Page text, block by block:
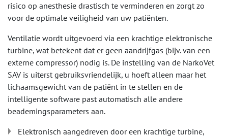
risico op anesthesie drastisch te verminderen en zorgt zo
voor de optimale veiligheid van uw patiënten.
Ventilatie wordt uitgevoerd via een krachtige elektronische
turbine, wat betekent dat er geen aandrijfgas (bijv. van een
externe compressor) nodig is. De instelling van de NarkoVet
SAV is uiterst gebruiksvriendelijk, u hoeft alleen maar het
lichaamsgewicht van de patiënt in te stellen en de
intelligente software past automatisch alle andere
beademingsparameters aan.
Elektronisch aangedreven door een krachtige turbine,